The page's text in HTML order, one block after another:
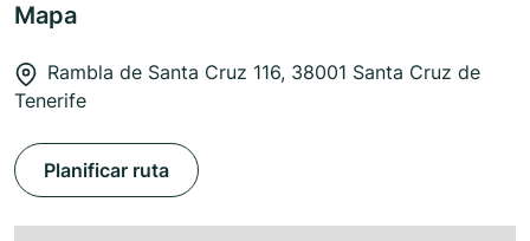
Mapa
Rambla de Santa Cruz 116, 38001 Santa Cruz de
Tenerife
Planificar ruta